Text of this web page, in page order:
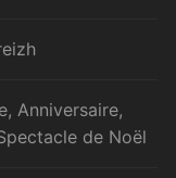
Anniversaire,
de Noël